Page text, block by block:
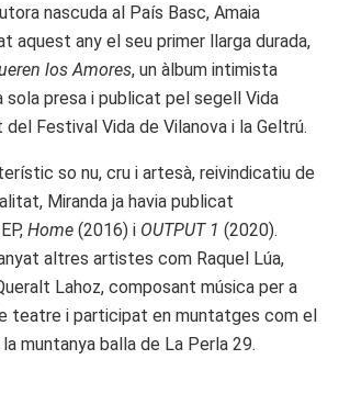
nascuda al País Basc, Amaia
aquest any el seu primer llarga durada,
los Amores, un àlbum intimista
sola presa i publicat pel segell Vida
del Festival Vida de Vilanova i la Geltrú.
so nu, cru i artesà, reivindicatiu de
Miranda ja havia publicat
Home (2016) i OUTPUT 1 (2020).
altres artistes com Raquel Lúa,
Lahoz, composant música per a
teatre i participat en muntatges com el
muntanya balla de La Perla 29.